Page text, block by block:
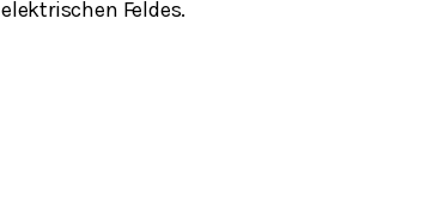
elektrischen Feldes.